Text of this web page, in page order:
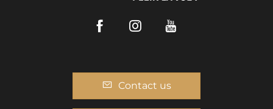
FacebookInstagram
Contact us